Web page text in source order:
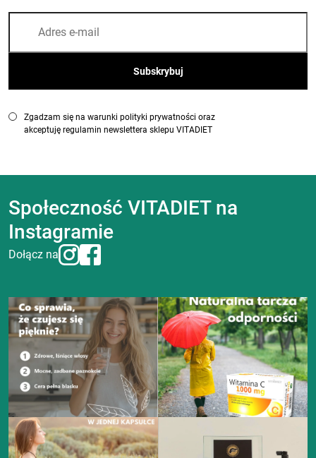
Zgadzam się na warunki polityki prywatności oraz
akceptuję regulamin newslettera sklepu VITADIET
Społeczność VITADIET na
Instagramie
Dołącz na